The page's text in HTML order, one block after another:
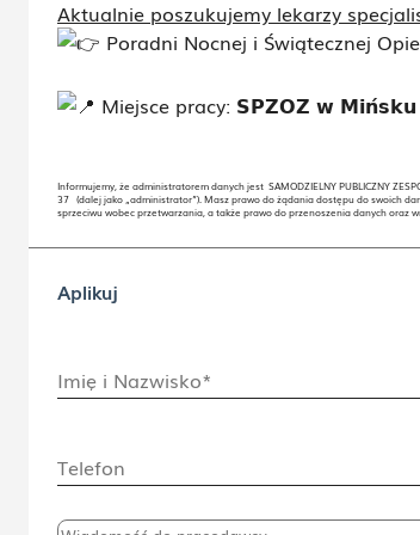
Aktualnie poszukujemy lekarzy
Poradni Nocnej i Świątecznej
Miejsce pracy: 𝗦𝗣𝗭𝗢𝗭 𝘄 𝗠𝗶𝗻́𝘀𝗸𝘂
Informujemy, że administratorem danych jest SAMODZIELNY PUBLICZNY
37 (dalej jako „administrator”). Masz prawo do żądania dostępu do swoich
sprzeciwu wobec przetwarzania, a także prawo do przenoszenia danych oraz
Aplikuj
Imię i Nazwisko*
Telefon